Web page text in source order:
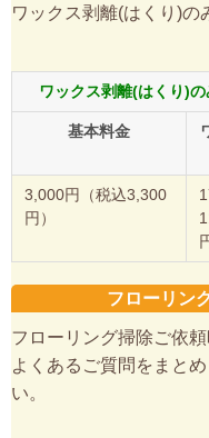
ワックス剥離(はくり)の
ワックス剥離(はくり)
基本料金
3,000円（税込3,300
円）
フローリン
フローリング掃除ご依
よくあるご質問をまと
い。